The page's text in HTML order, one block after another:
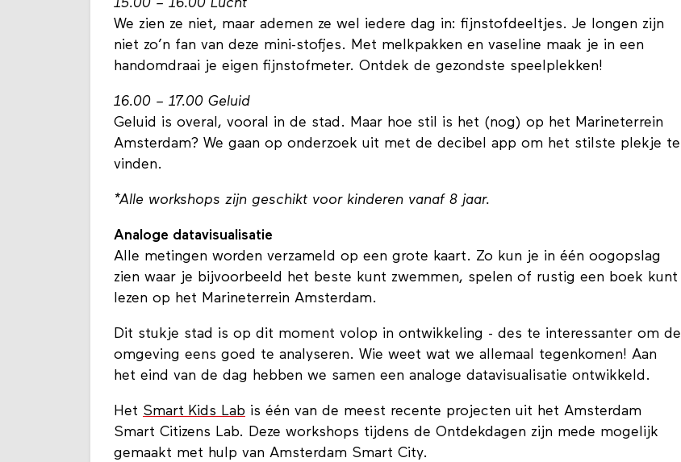
15.00 – 16.00 Lucht
We zien ze niet, maar ademen ze wel iedere dag in: fijnstofdeeltjes. Je longen zijn
niet zo’n fan van deze mini-stofjes. Met melkpakken en vaseline maak je in een
handomdraai je eigen fijnstofmeter. Ontdek de gezondste speelplekken!
16.00 – 17.00 Geluid
Geluid is overal, vooral in de stad. Maar hoe stil is het (nog) op het Marineterrein
Amsterdam? We gaan op onderzoek uit met de decibel app om het stilste plekje te
vinden.
*Alle workshops zijn geschikt voor kinderen vanaf 8 jaar.
Analoge datavisualisatie
Alle metingen worden verzameld op een grote kaart. Zo kun je in één oogopslag
zien waar je bijvoorbeeld het beste kunt zwemmen, spelen of rustig een boek kunt
lezen op het Marineterrein Amsterdam.
Dit stukje stad is op dit moment volop in ontwikkeling - des te interessanter om de
omgeving eens goed te analyseren. Wie weet wat we allemaal tegenkomen! Aan
het eind van de dag hebben we samen een analoge datavisualisatie ontwikkeld.
Het Smart Kids Lab is één van de meest recente projecten uit het Amsterdam
Smart Citizens Lab. Deze workshops tijdens de Ontdekdagen zijn mede mogelijk
gemaakt met hulp van Amsterdam Smart City.